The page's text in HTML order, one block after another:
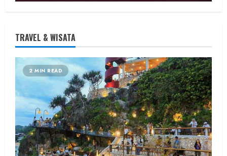
Berita KUA Semugih, DIY
Penyuluh KUA Pengasih Tegaskan
Pentingnya Pola Asuh dan Lingkungan
Anak di Pengajian SD N Kutogiri
admin Posted on 13 jam ago
1 MIN READ
TRAVEL & WISATA
2 MIN READ